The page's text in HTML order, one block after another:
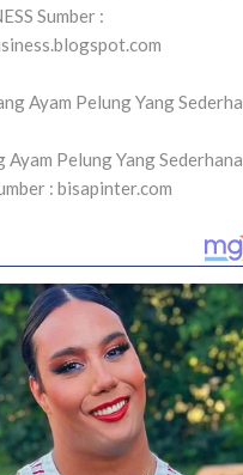
Sumber :
Ayam Pelung Yang Sederhana
: bisapinter.com